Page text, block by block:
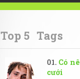
Top 5 Tags
Có
cưới